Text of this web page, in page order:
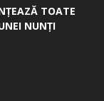
TOATE
NUNȚI